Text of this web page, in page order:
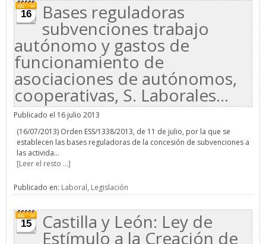
16 Bases reguladoras
subvenciones trabajo
autónomo y gastos de
funcionamiento de
asociaciones de autónomos,
cooperativas, S. Laborales…
Publicado el 16 julio 2013
(16/07/2013) Orden ESS/1338/2013, de 11 de julio, por la que se
establecen las bases reguladoras de la concesión de subvenciones a
las activida...
[Leer el resto ...]
Publicado en: Laboral, Legislación
15 Castilla y León: Ley de
Estímulo a la Creación de